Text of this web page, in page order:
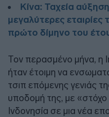
Κίνα: Ταχεία
μεγαλύτερες εταιρίες
πρώτο δίμηνο του
Τον περασμένο μήνα, η
ήταν έτοιμη να
τσιπ επόμενης γενιάς
υποδομή της, με
Ινδονησία σε μια νέα